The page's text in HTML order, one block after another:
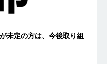
積極採用企業
賞与年4回・年間休日120
未定の方は、今後取り組